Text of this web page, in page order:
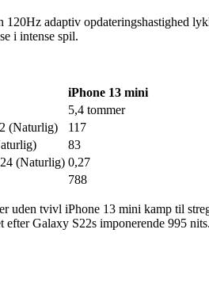
adaptiv opdateringshastighed
i intense spil.
iPhone 13 mini
5,4 tommer
(Naturlig)
117
83
(Naturlig) 0,27
788
uden tvivl iPhone 13 mini kamp til
Galaxy S22s imponerende 995 nits.